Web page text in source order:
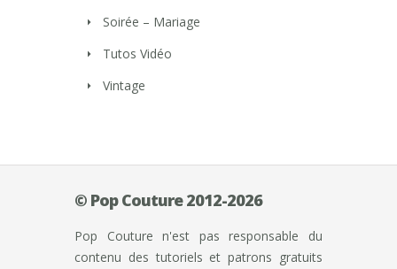
Soirée – Mariage
Tutos Vidéo
Vintage
© Pop Couture 2012-2026
Pop Couture n'est pas responsable du
contenu des tutoriels et patrons gratuits